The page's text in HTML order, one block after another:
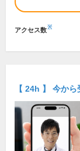
アクセス数※
【 24h 】 今か